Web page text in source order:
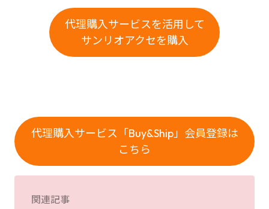
代理購入サービスを活用して
サンリオアクセを購入
代理購入サービス「Buy&Ship」会員登録は
こちら
関連記事